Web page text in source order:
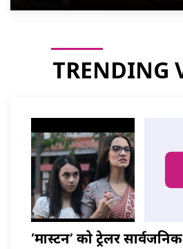
TRENDING
‘मास्टर्नी’ को ट्रेलर सार्वजनिक